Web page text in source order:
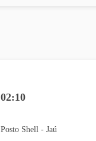
02:10
Posto Shell - Jaú